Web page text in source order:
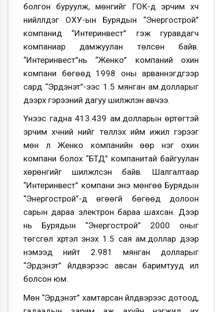
болгон буруулж, мөнгийг ГОК-д эрчим хүч
нийлүүлдэг ОХУ-ын Бурядын “Энергострой”
компанид “Интеринвест” гэж гуравдагч
компаниар дамжуулан төлсөн байв.
“Интеринвест”нь “Женко” компаний охин
компани бөгөөд 1998 оны арваннэгдүгээр
сард “Эрдэнэт”-ээс 1.5 мянган ам.долларыг
дээрх гэрээний дагуу шилжүүлэн авчээ.
Үүнээс гадна 413.439 ам.долларын өртөгтэй
эрчим хүчний үнийг төлүүлэх ийм ижил гэрээг
мөн л Женко компанийн өөр нэг охин
компани болох “БТД” компанитай байгуулан
хөрөнгийг шилжүүлсэн байв. Шалгалтаар
“Интеринвест” компани энэ мөнгөө Бурядын
“Энергострой”-д өгөөгүй бөгөөд долоон
сарын дараа электрон бараа шахсан. Дээр
нь Бурядын “Энергострой” 2000 оныг
төгсгөл хүртэл энэхүү 1.5 сая ам.доллар дээр
нэмээд нийт 2.981 мянган долларыг
“Эрдэнэт” үйлдвэрээс авсан баримтууд ил
болсон юм.
Мөн “Эрдэнэт” хамтарсан үйлдвэрээс дотоод,